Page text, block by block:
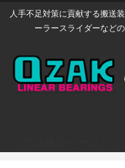
人手不足対策に貢献する搬送
ーラースライダーなど